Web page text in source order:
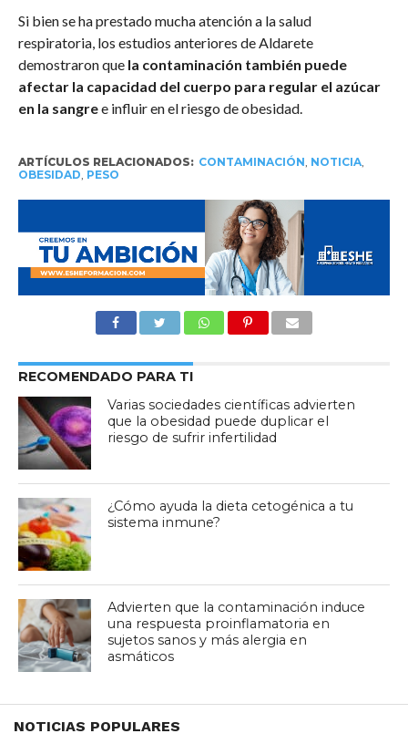
Si bien se ha prestado mucha atención a la salud
respiratoria, los estudios anteriores de Aldarete
demostraron que la contaminación también puede
afectar la capacidad del cuerpo para regular el azúcar
en la sangree influir en el riesgo de obesidad.
ARTÍCULOS RELACIONADOS: CONTAMINACIÓN NOTICIA,
OBESIDAD PESO
RECOMENDADO PARA TI
Varias sociedades científicas advierten
que la obesidad puede duplicar el
riesgo de sufrir infertilidad
¿Cómo ayuda la dieta cetogénica a tu
sistema inmune?
Advierten que la contaminación induce
una respuesta proinflamatoria en
sujetos sanos y más alergia en
asmáticos
NOTICIAS POPULARES